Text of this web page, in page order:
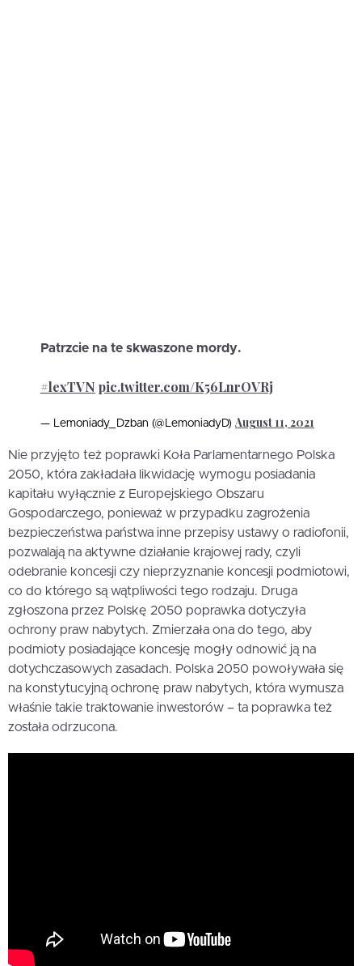
Patrzcie na te skwaszone mordy.
#lexTVN pic.twitter.com/K56LnrOVRj
— Lemoniady_Dzban (@LemoniadyD) August 11, 2021
Nie przyjęto też poprawki Koła Parlamentarnego Polska
2050, która zakładała likwidację wymogu posiadania
kapitału wyłącznie z Europejskiego Obszaru
Gospodarczego, ponieważ w przypadku zagrożenia
bezpieczeństwa państwa inne przepisy ustawy o radiofonii,
pozwalają na aktywne działanie krajowej rady, czyli
odebranie koncesji czy nieprzyznanie koncesji podmiotowi,
co do którego są wątpliwości tego rodzaju. Druga
zgłoszona przez Polskę 2050 poprawka dotyczyła
ochrony praw nabytych. Zmierzała ona do tego, aby
podmioty posiadające koncesję mogły odnowić ją na
dotychczasowych zasadach. Polska 2050 powoływała się
na konstytucyjną ochronę praw nabytych, która wymusza
właśnie takie traktowanie inwestorów – ta poprawka też
została odrzucona.